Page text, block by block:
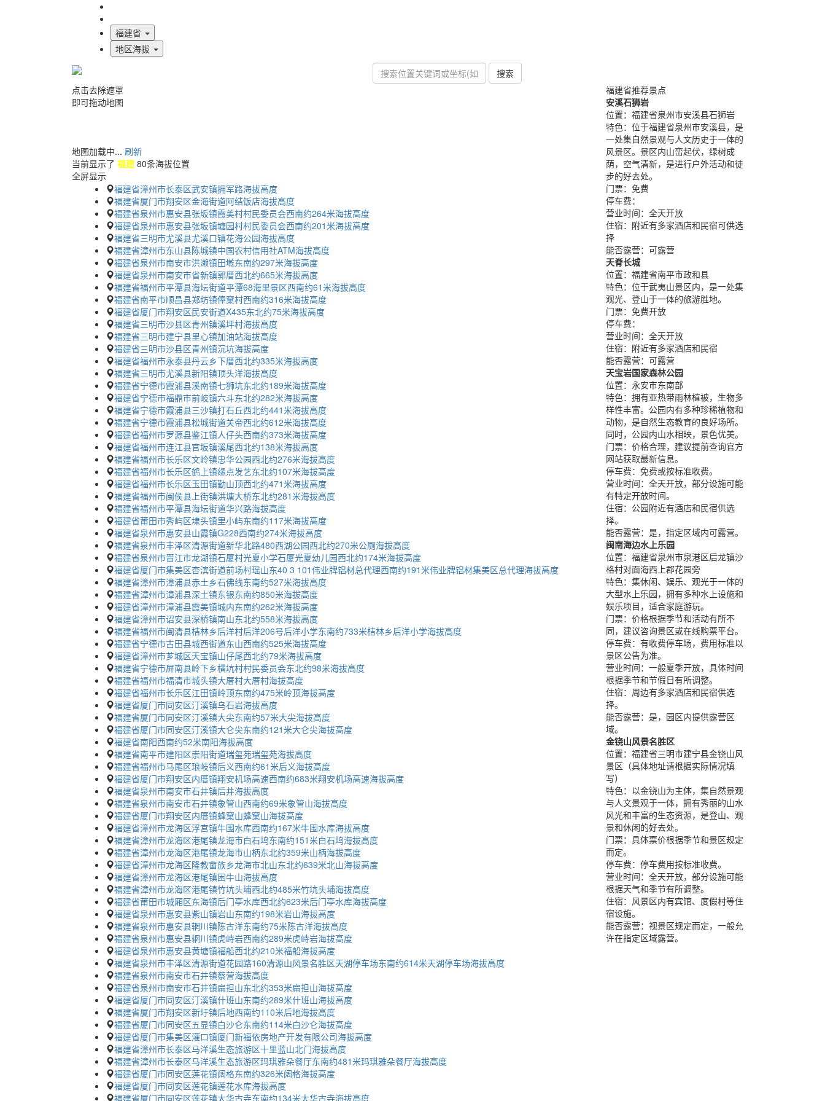
福建省
地区海拔
搜索
点击去除遮罩
即可拖动地图
地图加载中... 刷新
当前显示了 福建 80条海拔位置
全屏显示
福建省漳州市长泰区武安镇拥军路海拔高度
福建省厦门市翔安区金海街道阿结饭店海拔高度
福建省泉州市惠安县张坂镇霞美村村民委员会西南约264米海拔高度
福建省泉州市惠安县张坂镇塘园村村民委员会西南约201米海拔高度
福建省三明市尤溪县尤溪口镇花海公园海拔高度
福建省漳州市东山县陈城镇中国农村信用社ATM海拔高度
福建省泉州市南安市洪濑镇田墘东南约297米海拔高度
福建省泉州市南安市省新镇郭厝西北约665米海拔高度
福建省福州市平潭县海坛街道平潭68海里景区西南约61米海拔高度
福建省南平市顺昌县郑坊镇俸窠村西南约316米海拔高度
福建省厦门市翔安区民安街道X435东北约75米海拔高度
福建省三明市沙县区青州镇溪坪村海拔高度
福建省三明市建宁县里心镇加油站海拔高度
福建省三明市沙县区青州镇沉坑海拔高度
福建省福州市永泰县丹云乡下厝西北约335米海拔高度
福建省三明市尤溪县新阳镇顶头洋海拔高度
福建省宁德市霞浦县溪南镇七狮坑东北约189米海拔高度
福建省宁德市福鼎市前岐镇六斗东北约282米海拔高度
福建省宁德市霞浦县三沙镇打石丘西北约441米海拔高度
福建省宁德市霞浦县松城街道关帝西北约612米海拔高度
福建省福州市罗源县鉴江镇人仔头西南约373米海拔高度
福建省福州市连江县官坂镇溪尾西北约138米海拔高度
福建省福州市长乐区文岭镇忠华公园西北约276米海拔高度
福建省福州市长乐区鹤上镇缘点发艺东北约107米海拔高度
福建省福州市长乐区玉田镇勤山顶西北约471米海拔高度
福建省福州市闽侯县上街镇洪塘大桥东北约281米海拔高度
福建省福州市平潭县海坛街道华兴路海拔高度
福建省莆田市秀屿区埭头镇里小屿东南约117米海拔高度
福建省泉州市惠安县山霞镇G228西南约274米海拔高度
福建省泉州市丰泽区清源街道新华北路480西湖公园西北约270米公厕海拔高度
福建省泉州市晋江市龙湖镇石厦村光夏小学石厦光夏幼儿园西北约174米海拔高度
福建省厦门市集美区杏滨街道前场村瑶山东40 3 101伟业牌铝材总代理西南约191米伟业牌铝材集美区总代理海拔高度
福建省漳州市漳浦县赤土乡石佛线东南约527米海拔高度
福建省漳州市漳浦县深土镇东银东南约850米海拔高度
福建省漳州市漳浦县霞美镇城内东南约262米海拔高度
福建省漳州市诏安县深桥镇南山东北约558米海拔高度
福建省福州市闽清县桔林乡后洋村后洋206号后洋小学东南约733米桔林乡后洋小学海拔高度
福建省宁德市古田县城西街道东山西南约525米海拔高度
福建省漳州市芗城区天宝镇山仔尾西北约79米海拔高度
福建省宁德市屏南县岭下乡横坑村村民委员会东北约98米海拔高度
福建省福州市福清市城头镇大厝村大厝村海拔高度
福建省福州市长乐区江田镇岭顶东南约475米岭顶海拔高度
福建省厦门市同安区汀溪镇乌石岩海拔高度
福建省厦门市同安区汀溪镇大尖东南约57米大尖海拔高度
福建省厦门市同安区汀溪镇大仑尖东南约121米大仑尖海拔高度
福建省南阳西南约52米南阳海拔高度
福建省南平市建阳区崇阳街道瑞玺苑瑞玺苑海拔高度
福建省福州市马尾区琅岐镇后义西南约61米后义海拔高度
福建省厦门市翔安区内厝镇翔安机场高速西南约683米翔安机场高速海拔高度
福建省泉州市南安市石井镇后井海拔高度
福建省泉州市南安市石井镇象管山西南约69米象管山海拔高度
福建省厦门市翔安区内厝镇蜂窠山蜂窠山海拔高度
福建省漳州市龙海区浮宫镇牛围水库西南约167米牛围水库海拔高度
福建省漳州市龙海区港尾镇龙海市白石坞东南约151米白石坞海拔高度
福建省漳州市龙海区港尾镇龙海市山柄东北约359米山柄海拔高度
福建省漳州市龙海区隆教畲族乡龙海市北山东北约639米北山海拔高度
福建省漳州市龙海区港尾镇困牛山海拔高度
福建省漳州市龙海区港尾镇竹坑头埔西北约485米竹坑头埔海拔高度
福建省莆田市城厢区东海镇后门亭水库西北约623米后门亭水库海拔高度
福建省泉州市惠安县紫山镇岩山东南约198米岩山海拔高度
福建省泉州市惠安县辋川镇陈古洋东南约75米陈古洋海拔高度
福建省泉州市惠安县辋川镇虎峙岩西南约289米虎峙岩海拔高度
福建省泉州市惠安县黄塘镇福船西北约210米福船海拔高度
福建省泉州市丰泽区清源街道花园路160清源山风景名胜区天湖停车场东南约614米天湖停车场海拔高度
福建省泉州市南安市石井镇蔡营海拔高度
福建省泉州市南安市石井镇扁担山东北约353米扁担山海拔高度
福建省厦门市同安区汀溪镇什班山东南约289米什班山海拔高度
福建省厦门市翔安区新圩镇后地西南约110米后地海拔高度
福建省厦门市同安区五显镇白沙仑东南约114米白沙仑海拔高度
福建省厦门市集美区灌口镇厦门新福依房地产开发有限公司海拔高度
福建省漳州市长泰区马洋溪生态旅游区十里蓝山北门海拔高度
福建省漳州市长泰区马洋溪生态旅游区玛琪雅朵餐厅东南约481米玛琪雅朵餐厅海拔高度
福建省厦门市同安区莲花镇阔格东南约326米阔格海拔高度
福建省厦门市同安区莲花镇莲花水库海拔高度
福建省厦门市同安区莲花镇太华古寺东南约134米太华古寺海拔高度
福建省推荐景点
安溪石狮岩
位置： 福建省泉州市安溪县石狮岩
特色： 位于福建省泉州市安溪县，是
一处集自然景观与人文历史于一体的
风景区。景区内山峦起伏，绿树成
荫，空气清新，是进行户外活动和徒
步的好去处。
门票： 免费
停车费：
营业时间： 全天开放
住宿： 附近有多家酒店和民宿可供选
择
能否露营： 可露营
天脊长城
位置： 福建省南平市政和县
特色： 位于武夷山景区内，是一处集
观光、登山于一体的旅游胜地。
门票： 免费开放
停车费：
营业时间： 全天开放
住宿： 附近有多家酒店和民宿
能否露营： 可露营
天宝岩国家森林公园
位置： 永安市东南部
特色： 拥有亚热带雨林植被，生物多
样性丰富。公园内有多种珍稀植物和
动物，是自然生态教育的良好场所。
同时，公园内山水相映，景色优美。
门票： 价格合理，建议提前查询官方
网站获取最新信息。
停车费： 免费或按标准收费。
营业时间： 全天开放，部分设施可能
有特定开放时间。
住宿： 公园附近有酒店和民宿供选
择。
能否露营： 是，指定区域内可露营。
闽南海边水上乐园
位置： 福建省泉州市泉港区后龙镇沙
格村对面海西上郡花园旁
特色： 集休闲、娱乐、观光于一体的
大型水上乐园，拥有多种水上设施和
娱乐项目，适合家庭游玩。
门票： 价格根据季节和活动有所不
同，建议咨询景区或在线购票平台。
停车费： 有收费停车场，费用标准以
景区公告为准。
营业时间： 一般夏季开放，具体时间
根据季节和节假日有所调整。
住宿： 周边有多家酒店和民宿供选
择。
能否露营： 是，园区内提供露营区
域。
金铙山风景名胜区
位置： 福建省三明市建宁县金铙山风
景区（具体地址请根据实际情况填
写）
特色： 以金铙山为主体，集自然景观
与人文景观于一体，拥有秀丽的山水
风光和丰富的生态资源，是登山、观
景和休闲的好去处。
门票： 具体票价根据季节和景区规定
而定。
停车费： 停车费用按标准收费。
营业时间： 全天开放，部分设施可能
根据天气和季节有所调整。
住宿： 风景区内有宾馆、度假村等住
宿设施。
能否露营： 视景区规定而定，一般允
许在指定区域露营。